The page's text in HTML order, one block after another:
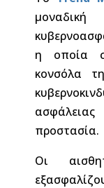
μοναδική
η οποία
κονσόλα
προστασία.
Οι